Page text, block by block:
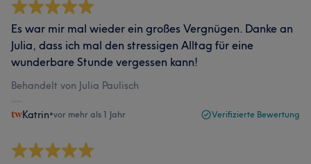
Es war mir mal wieder ein großes Vergnügen. Danke an
Julia, dass ich mal den stressigen Alltag für eine
wunderbare Stunde vergessen kann!
Behandelt von Julia Paulisch
Katrin•vor mehr als 1 Jahr Verifizierte Bewertung